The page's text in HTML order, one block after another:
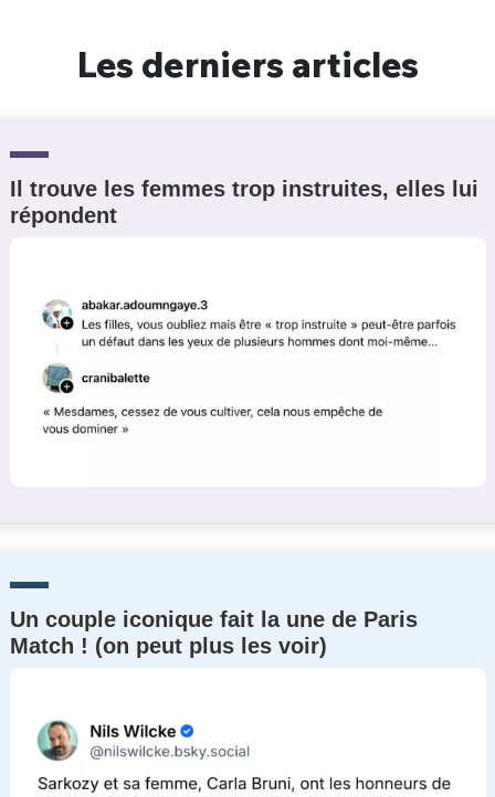
Les derniers articles
Il trouve les femmes trop instruites, elles lui
répondent
Un couple iconique fait la une de Paris
Match ! (on peut plus les voir)
Un Thread